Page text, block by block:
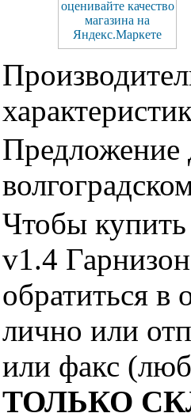
Предложение
Чтобы
v1.4
обратиться
лично или
или факс
ТОЛЬКО